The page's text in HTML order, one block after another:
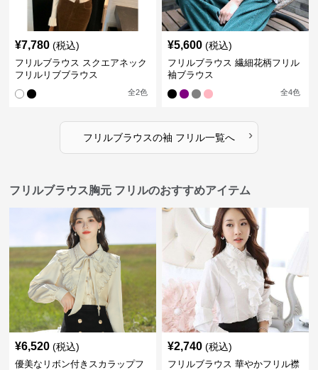
¥7,780 (税込)
フリルブラウス スクエアネック
フリルリブブラウス
全2色
¥5,600 (税込)
フリルブラウス 繊細花柄フリル
袖ブラウス
全4色
フリルブラウスの袖 フリル一覧へ ›
フリルブラウス胸元 フリルのおすすめアイテム
¥6,520 (税込)
優美なリボン付きスカラップフ
¥2,740 (税込)
フリルブラウス 華やかフリル襟